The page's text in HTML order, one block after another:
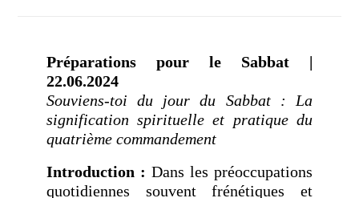
Préparations pour le Sabbat |
22.06.2024
Souviens-toi du jour du Sabbat : La
signification spirituelle et pratique du
quatrième commandement
Introduction : Dans les préoccupations
quotidiennes souvent frénétiques et